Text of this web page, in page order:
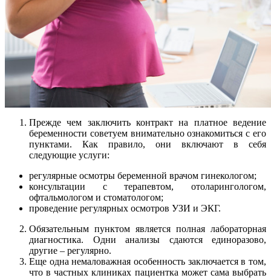
Прежде чем заключить контракт на платное ведение
беременности советуем внимательно ознакомиться с его
пунктами. Как правило, они включают в себя
следующие услуги:
регулярные осмотры беременной врачом гинекологом;
консультации с терапевтом, отоларингологом,
офтальмологом и стоматологом;
проведение регулярных осмотров УЗИ и ЭКГ.
Обязательным пунктом является полная лабораторная
диагностика. Одни анализы сдаются единоразово,
другие – регулярно.
Еще одна немаловажная особенность заключается в том,
что в частных клиниках пациентка может сама выбрать